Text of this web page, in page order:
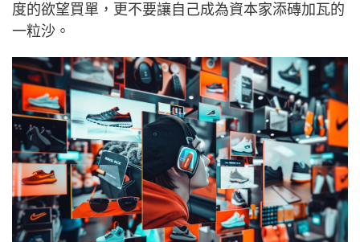
度的欲望買單，更不要讓自己成為資本家添磚加瓦的
一粒沙。